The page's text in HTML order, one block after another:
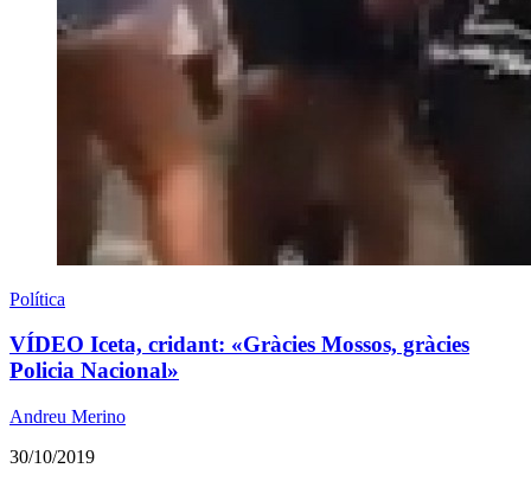
Política
VÍDEO Iceta, cridant: «Gràcies Mossos, gràcies
Policia Nacional»
Andreu Merino
30/10/2019